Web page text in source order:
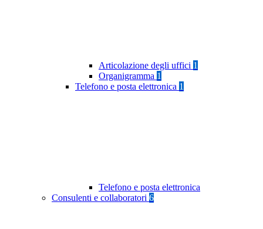
Articolazione degli uffici 1
Organigramma 1
Telefono e posta elettronica 1
Telefono e posta elettronica
Consulenti e collaboratori 6